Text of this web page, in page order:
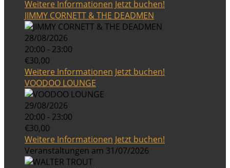
Weitere Informationen Jetzt buchen!
JIMMY CORNETT & THE DEADMEN
28/08/2026
20:00 - 23:00
€30,00
Weitere Informationen Jetzt buchen!
VOODOO LOUNGE
29/08/2026
20:00 - 23:00
€30,00
Weitere Informationen Jetzt buchen!
Veranstaltungen am 31/07/2026